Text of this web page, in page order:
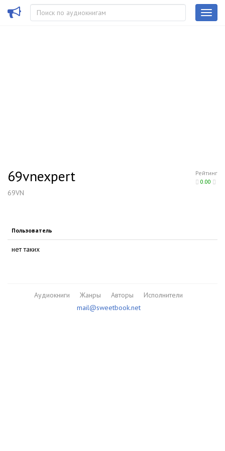
Рейтинг
0.00
69vnexpert
69VN
Пользователь
нет таких
Аудиокниги Жанры Авторы
Исполнители
mail@sweetbook.net